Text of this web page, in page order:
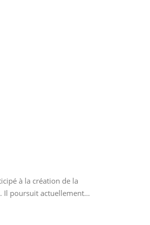
à la création de la
Il poursuit actuellement…